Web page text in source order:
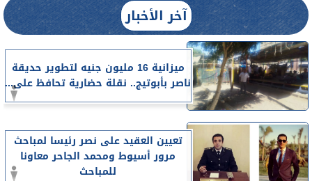
آخر الأخبار
ميزانية 16 مليون جنيه لتطوير حديقة
ناصر بأبوتيج.. نقلة حضارية تحافظ على...
تعيين العقيد على نصر رئيسا لمباحث
مرور أسيوط ومحمد الجاحر معاونا
للمباحث